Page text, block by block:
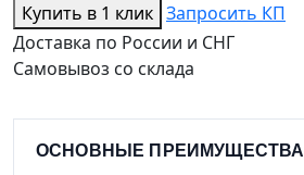
Купить в 1 клик Запросить КП
Доставка по России и СНГ
Самовывоз со склада
ОСНОВНЫЕ ПРЕИМУЩЕСТВА